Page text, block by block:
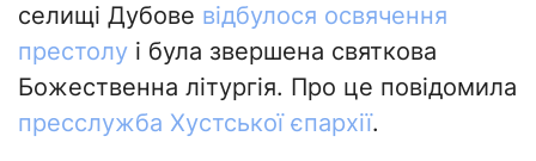
селищі Дубове відбулося освячення
престолу і була звершена святкова
Божественна літургія. Про це повідомила
пресслужба Хустської єпархії.